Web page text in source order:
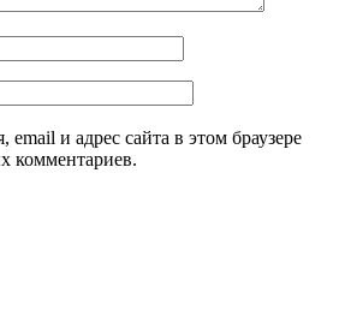
и адрес сайта в этом браузере
комментариев.